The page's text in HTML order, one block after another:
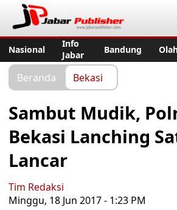
Nasional
Info
Jabar
Bandung
Beranda Bekasi
Sambut Mudik,
Bekasi Lanching
Lancar
Tim Redaksi
Minggu, 18 Jun 2017 - 1:23 PM